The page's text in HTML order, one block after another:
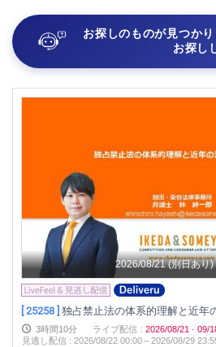
お探しのものが見つか
お探し
2026/08/21 (別日あり)
[ 25258 ] 独占禁止法の体系的理解と近年
3時間10分 ライブ配信 : 2026/08/21 · 09/
見逃し配信 :2026/08/22 00:00～2026/08/29